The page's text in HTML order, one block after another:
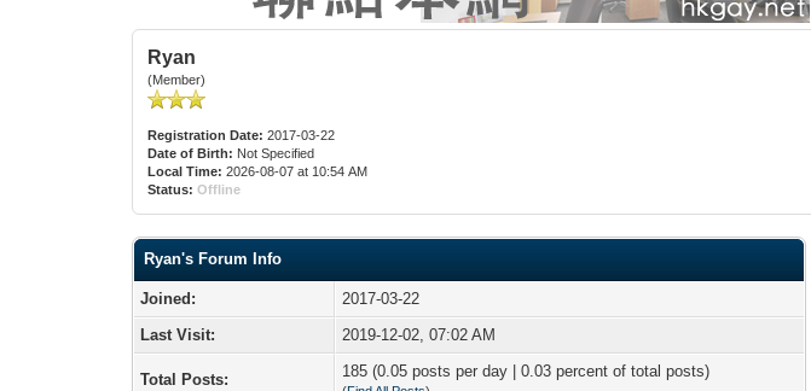
Ryan
(Member)
Registration Date: 2017-03-22
Date of Birth: Not Specified
Local Time: 2026-08-07 at 10:54 AM
Status: Offline
Ryan's Forum Info
Joined:
2017-03-22
Last Visit:
2019-12-02, 07:02 AM
Total Posts: 185 (0.05 posts per day | 0.03 percent of total posts)